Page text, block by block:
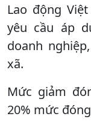
Lao động
yêu cầu áp
doanh
xã.
Mức giảm
20% mức